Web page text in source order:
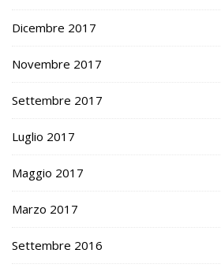
Dicembre 2017
Novembre 2017
Settembre 2017
Luglio 2017
Maggio 2017
Marzo 2017
Settembre 2016